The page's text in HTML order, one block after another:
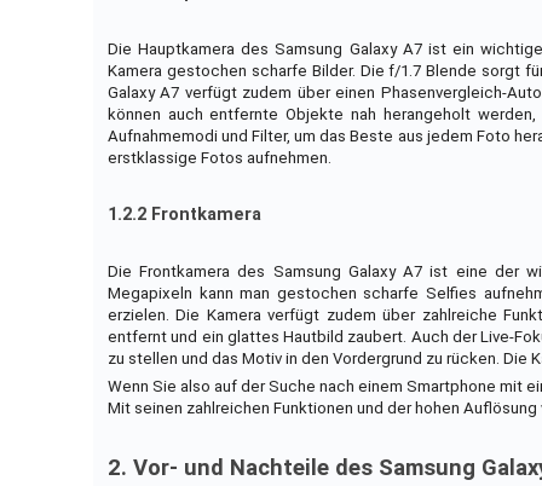
Die Hauptkamera des Samsung Galaxy A7 ist ein
Kamera gestochen scharfe Bilder. Die f/1.7 Blende sorgt
Galaxy A7 verfügt zudem über einen Phasenvergleich-
können auch entfernte Objekte nah herangeholt
Aufnahmemodi und Filter, um das Beste aus jedem Foto
erstklassige Fotos aufnehmen.
1.2.2 Frontkamera
Die Frontkamera des Samsung Galaxy A7 ist eine der
Megapixeln kann man gestochen scharfe Selfies
erzielen. Die Kamera verfügt zudem über zahlreiche
entfernt und ein glattes Hautbild zaubert. Auch der Live-
zu stellen und das Motiv in den Vordergrund zu rücken.
Wenn Sie also auf der Suche nach einem Smartphone mit
Mit seinen zahlreichen Funktionen und der hohen
2. Vor- und Nachteile des Samsung